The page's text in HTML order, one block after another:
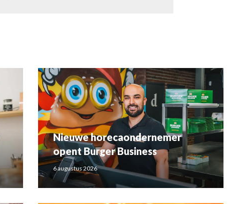
Nieuwe horecaondernemer
opent Burger Business
6 augustus 2026